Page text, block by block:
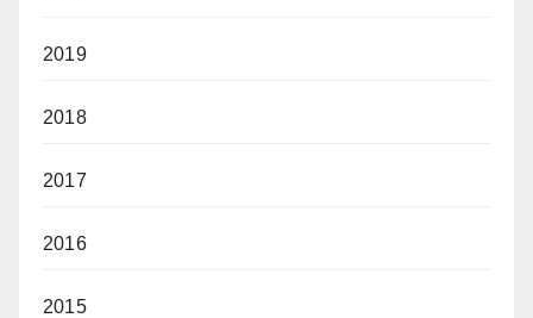
2019
2018
2017
2016
2015